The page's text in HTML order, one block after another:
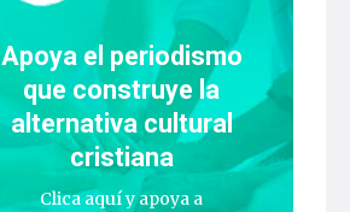
Apoya el periodismo
que construye la
alternativa cultural
cristiana
Clica aquí y apoya a